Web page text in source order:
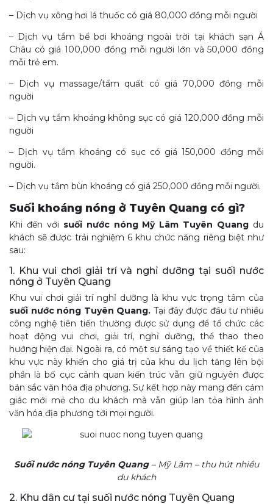
– Dịch vụ xông hơi lá thuốc có giá 80,000 đồng mỗi người
– Dịch vụ tắm bể bơi khoáng ngoài trời tại khách sạn Á
Châu có giá 100,000 đồng mỗi người lớn và 50,000 đồng
mỗi trẻ em.
– Dịch vụ massage/tẩm quất có giá 70,000 đồng mỗi
người
– Dịch vụ tắm khoáng không sục có giá 120,000 đồng mỗi
người
– Dịch vụ tắm khoáng có sục có giá 150,000 đồng mỗi
người.
– Dịch vụ tắm bùn khoáng có giá 250,000 đồng mỗi người.
Suối khoáng nóng ở Tuyên Quang có gì?
Khi đến với suối nước nóng Mỹ Lâm Tuyên Quang du
khách sẽ được trải nghiệm 6 khu chức năng riêng biệt như
sau:
1. Khu vui chơi giải trí và nghỉ dưỡng tại suối nước
nóng ở Tuyên Quang
Khu vui chơi giải trí nghỉ dưỡng là khu vực trọng tâm của
suối nước nóng Tuyên Quang. Tại đây được đầu tư nhiều
công nghệ tiên tiến thường được sử dụng để tổ chức các
hoạt động vui chơi, giải trí, nghỉ dưỡng, thể thao theo
hướng hiện đại. Ngoài ra, có một sự sáng tạo về thiết kế của
khu vực này khiến cho giá trị của khu du lịch tăng lên bội
phần là bố cục cảnh quan kiến trúc vẫn giữ nguyên được
bản sắc văn hóa địa phương. Sự kết hợp này mang đến cảm
giác mới mẻ cho du khách mà vẫn giúp lan tỏa hình ảnh
văn hóa địa phương tới mọi người.
Suối nước nóng Tuyên Quang – Mỹ Lâm – thu hút nhiều
du khách
2. Khu dân cư tại suối nước nóng Tuyên Quang